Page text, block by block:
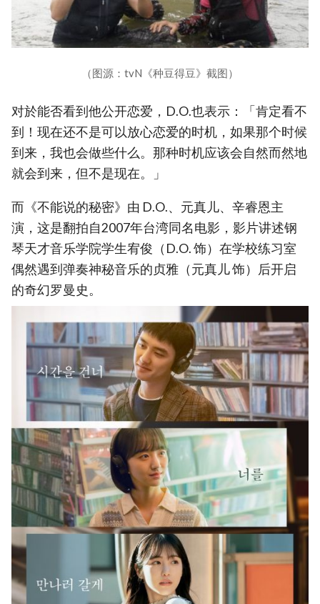
（图源：tvN《种豆得豆》截图）
对於能否看到他公开恋爱，D.O.也表示：「肯定看不
到！现在还不是可以放心恋爱的时机，如果那个时候
到来，我也会做些什么。那种时机应该会自然而然地
就会到来，但不是现在。」
而《不能说的秘密》由 D.O.、元真儿、辛睿恩主
演，这是翻拍自2007年台湾同名电影，影片讲述钢
琴天才音乐学院学生宥俊（D.O. 饰）在学校练习室
偶然遇到弹奏神秘音乐的贞雅（元真儿 饰）后开启
的奇幻罗曼史。